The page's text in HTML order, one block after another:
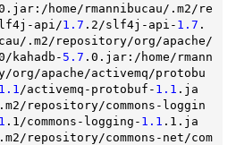
home/rmannibucau/.m2/re
api/1.7 .2/slf4j-api- 1.7 .
.m2/repository/org/apache/
kahadb- 5.7 .0.jar:/home/rmann
org/apache/activemq/protobu
1.1 /activemq-protobuf- 1.1 .ja
repository/commons-loggin
.1/commons-logging- 1.1 .1.ja
repository/commons-net/com